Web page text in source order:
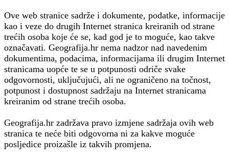
Ove web stranice sadrže i dokumente, podatke, informacije
kao i veze do drugih Internet stranica kreiranih od strane
trećih osoba koje će se, kad god je to moguće, kao takve
označavati. Geografija.hr nema nadzor nad navedenim
dokumentima, podacima, informacijama ili drugim Internet
stranicama uopće te se u potpunosti odriče svake
odgovornosti, uključujući, ali ne ograničeno na točnost,
potpunost i dostupnost sadržaju na Internet stranicama
kreiranim od strane trećih osoba.
Geografija.hr zadržava pravo izmjene sadržaja ovih web
stranica te neće biti odgovorna ni za kakve moguće
posljedice proizašle iz takvih promjena.